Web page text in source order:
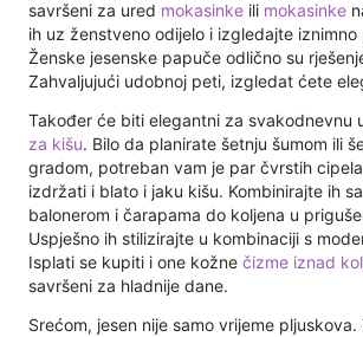
savršeni za ured mokasinke ili mokasinke
ih uz ženstveno odijelo i izgledajte iznimno
Ženske jesenske papuče odlično su
Zahvaljujući udobnoj peti, izgledat ćete
Također će biti elegantni za svakodnevnu
za kišu. Bilo da planirate šetnju šumom ili
gradom, potreban vam je par čvrstih
izdržati i blato i jaku kišu. Kombinirajte ih
balonerom i čarapama do koljena u
Uspješno ih stilizirajte u kombinaciji s
Isplati se kupiti i one kožne čizme iznad
savršeni za hladnije dane.
Srećom, jesen nije samo vrijeme